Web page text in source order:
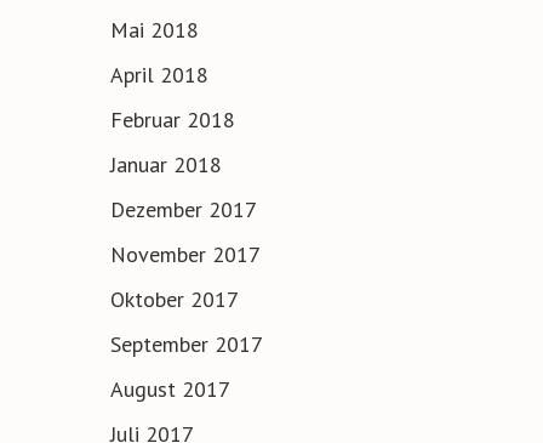
Mai 2018
April 2018
Februar 2018
Januar 2018
Dezember 2017
November 2017
Oktober 2017
September 2017
August 2017
Juli 2017